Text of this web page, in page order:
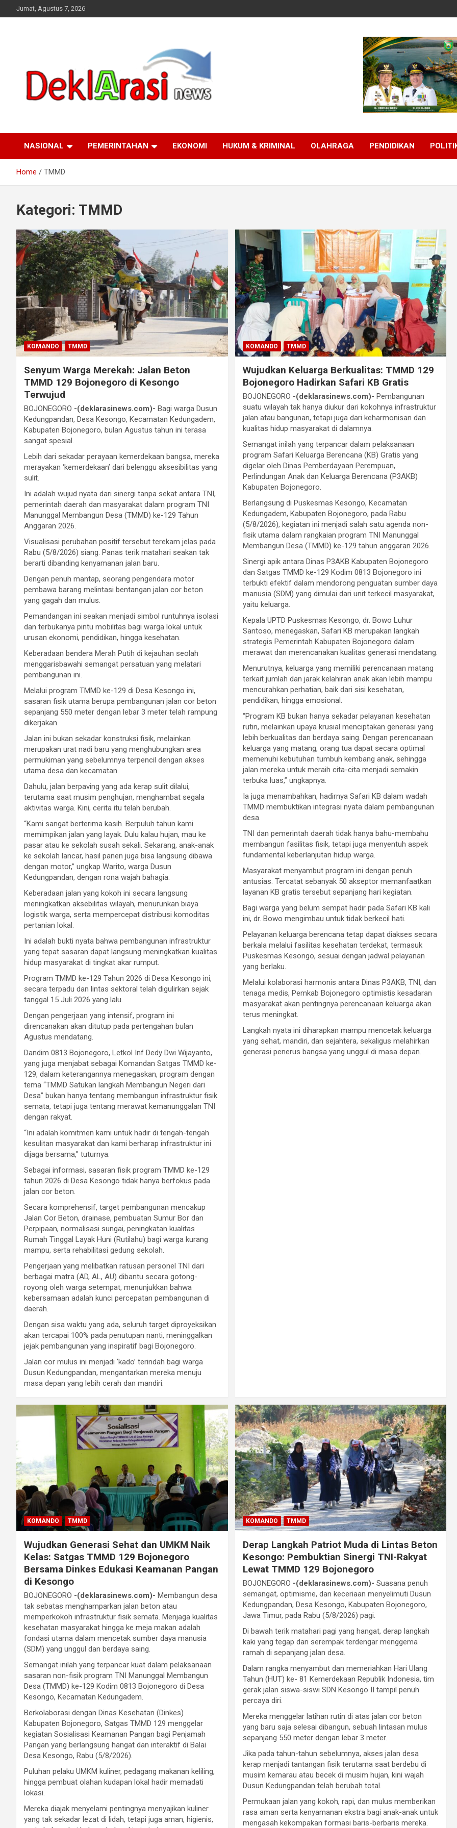
to
Jumat, Agustus 7, 2026
deklarasinews.com
NASIONAL PEMERINTAHAN EKONOMI HUKUM & KRIMINAL OLAHRAGA PENDIDIKAN
Home TMMD
Kategori: TMMD
KOMANDO TMMD
Senyum Warga Merekah: Jalan Beton
TMMD 129 Bojonegoro di Kesongo
Terwujud
BOJONEGORO -(deklarasinews.com)- Bagi warga Dusun
Kedungpandan, Desa Kesongo, Kecamatan Kedungadem,
Kabupaten Bojonegoro, bulan Agustus tahun ini terasa
sangat spesial.
Lebih dari sekadar perayaan kemerdekaan bangsa, mereka
merayakan ‘kemerdekaan’ dari belenggu aksesibilitas yang
sulit.
Ini adalah wujud nyata dari sinergi tanpa sekat antara TNI,
pemerintah daerah dan masyarakat dalam program TNI
Manunggal Membangun Desa (TMMD) ke-129 Tahun
Anggaran 2026.
Visualisasi perubahan positif tersebut terekam jelas pada
Rabu (5/8/2026) siang. Panas terik matahari seakan tak
berarti dibanding kenyamanan jalan baru.
Dengan penuh mantap, seorang pengendara motor
pembawa barang melintasi bentangan jalan cor beton
yang gagah dan mulus.
Pemandangan ini seakan menjadi simbol runtuhnya isolasi
dan terbukanya pintu mobilitas bagi warga lokal untuk
urusan ekonomi, pendidikan, hingga kesehatan.
Keberadaan bendera Merah Putih di kejauhan seolah
menggarisbawahi semangat persatuan yang melatari
pembangunan ini.
Melalui program TMMD ke-129 di Desa Kesongo ini,
sasaran fisik utama berupa pembangunan jalan cor beton
sepanjang 550 meter dengan lebar 3 meter telah rampung
dikerjakan.
Jalan ini bukan sekadar konstruksi fisik, melainkan
merupakan urat nadi baru yang menghubungkan area
permukiman yang sebelumnya terpencil dengan akses
utama desa dan kecamatan.
Dahulu, jalan berpaving yang ada kerap sulit dilalui,
terutama saat musim penghujan, menghambat segala
aktivitas warga. Kini, cerita itu telah berubah.
“Kami sangat berterima kasih. Berpuluh tahun kami
memimpikan jalan yang layak. Dulu kalau hujan, mau ke
pasar atau ke sekolah susah sekali. Sekarang, anak-anak
ke sekolah lancar, hasil panen juga bisa langsung dibawa
dengan motor,” ungkap Warito, warga Dusun
Kedungpandan, dengan rona wajah bahagia.
Keberadaan jalan yang kokoh ini secara langsung
meningkatkan aksebilitas wilayah, menurunkan biaya
logistik warga, serta mempercepat distribusi komoditas
pertanian lokal.
Ini adalah bukti nyata bahwa pembangunan infrastruktur
yang tepat sasaran dapat langsung meningkatkan kualitas
hidup masyarakat di tingkat akar rumput.
Program TMMD ke-129 Tahun 2026 di Desa Kesongo ini,
secara terpadu dan lintas sektoral telah digulirkan sejak
tanggal 15 Juli 2026 yang lalu.
Dengan pengerjaan yang intensif, program ini
direncanakan akan ditutup pada pertengahan bulan
Agustus mendatang.
Dandim 0813 Bojonegoro, Letkol Inf Dedy Dwi Wijayanto,
yang juga menjabat sebagai Komandan Satgas TMMD ke-
129, dalam keterangannya menegaskan, program dengan
tema “TMMD Satukan langkah Membangun Negeri dari
Desa” bukan hanya tentang membangun infrastruktur fisik
semata, tetapi juga tentang merawat kemanunggalan TNI
dengan rakyat.
“Ini adalah komitmen kami untuk hadir di tengah-tengah
kesulitan masyarakat dan kami berharap infrastruktur ini
dijaga bersama,” tuturnya.
Sebagai informasi, sasaran fisik program TMMD ke-129
tahun 2026 di Desa Kesongo tidak hanya berfokus pada
jalan cor beton.
Secara komprehensif, target pembangunan mencakup
Jalan Cor Beton, drainase, pembuatan Sumur Bor dan
Perpipaan, normalisasi sungai, peningkatan kualitas
Rumah Tinggal Layak Huni (Rutilahu) bagi warga kurang
mampu, serta rehabilitasi gedung sekolah.
Pengerjaan yang melibatkan ratusan personel TNI dari
berbagai matra (AD, AL, AU) dibantu secara gotong-
royong oleh warga setempat, menunjukkan bahwa
kebersamaan adalah kunci percepatan pembangunan di
daerah.
Dengan sisa waktu yang ada, seluruh target diproyeksikan
akan tercapai 100% pada penutupan nanti, meninggalkan
jejak pembangunan yang inspiratif bagi Bojonegoro.
Jalan cor mulus ini menjadi ‘kado’ terindah bagi warga
Dusun Kedungpandan, mengantarkan mereka menuju
masa depan yang lebih cerah dan mandiri.
KOMANDO TMMD
Wujudkan Keluarga Berkualitas: TMMD 129
Bojonegoro Hadirkan Safari KB Gratis
BOJONEGORO -(deklarasinews.com)- Pembangunan
suatu wilayah tak hanya diukur dari kokohnya infrastruktur
jalan atau bangunan, tetapi juga dari keharmonisan dan
kualitas hidup masyarakat di dalamnya.
Semangat inilah yang terpancar dalam pelaksanaan
program Safari Keluarga Berencana (KB) Gratis yang
digelar oleh Dinas Pemberdayaan Perempuan,
Perlindungan Anak dan Keluarga Berencana (P3AKB)
Kabupaten Bojonegoro.
Berlangsung di Puskesmas Kesongo, Kecamatan
Kedungadem, Kabupaten Bojonegoro, pada Rabu
(5/8/2026), kegiatan ini menjadi salah satu agenda non-
fisik utama dalam rangkaian program TNI Manunggal
Membangun Desa (TMMD) ke-129 tahun anggaran 2026.
Sinergi apik antara Dinas P3AKB Kabupaten Bojonegoro
dan Satgas TMMD ke-129 Kodim 0813 Bojonegoro ini
terbukti efektif dalam mendorong penguatan sumber daya
manusia (SDM) yang dimulai dari unit terkecil masyarakat,
yaitu keluarga.
Kepala UPTD Puskesmas Kesongo, dr. Bowo Luhur
Santoso, menegaskan, Safari KB merupakan langkah
strategis Pemerintah Kabupaten Bojonegoro dalam
merawat dan merencanakan kualitas generasi mendatang.
Menurutnya, keluarga yang memiliki perencanaan matang
terkait jumlah dan jarak kelahiran anak akan lebih mampu
mencurahkan perhatian, baik dari sisi kesehatan,
pendidikan, hingga emosional.
“Program KB bukan hanya sekadar pelayanan kesehatan
rutin, melainkan upaya krusial menciptakan generasi yang
lebih berkualitas dan berdaya saing. Dengan perencanaan
keluarga yang matang, orang tua dapat secara optimal
memenuhi kebutuhan tumbuh kembang anak, sehingga
jalan mereka untuk meraih cita-cita menjadi semakin
terbuka luas,” ungkapnya.
Ia juga menambahkan, hadirnya Safari KB dalam wadah
TMMD membuktikan integrasi nyata dalam pembangunan
desa.
TNI dan pemerintah daerah tidak hanya bahu-membahu
membangun fasilitas fisik, tetapi juga menyentuh aspek
fundamental keberlanjutan hidup warga.
Masyarakat menyambut program ini dengan penuh
antusias. Tercatat sebanyak 50 akseptor memanfaatkan
layanan KB gratis tersebut sepanjang hari kegiatan.
Bagi warga yang belum sempat hadir pada Safari KB kali
ini, dr. Bowo mengimbau untuk tidak berkecil hati.
Pelayanan keluarga berencana tetap dapat diakses secara
berkala melalui fasilitas kesehatan terdekat, termasuk
Puskesmas Kesongo, sesuai dengan jadwal pelayanan
yang berlaku.
Melalui kolaborasi harmonis antara Dinas P3AKB, TNI, dan
tenaga medis, Pemkab Bojonegoro optimistis kesadaran
masyarakat akan pentingnya perencanaan keluarga akan
terus meningkat.
Langkah nyata ini diharapkan mampu mencetak keluarga
yang sehat, mandiri, dan sejahtera, sekaligus melahirkan
generasi penerus bangsa yang unggul di masa depan.
KOMANDO TMMD
Wujudkan Generasi Sehat dan UMKM Naik
Kelas: Satgas TMMD 129 Bojonegoro
Bersama Dinkes Edukasi Keamanan Pangan
di Kesongo
BOJONEGORO -(deklarasinews.com)- Membangun desa
tak sebatas menghamparkan jalan beton atau
memperkokoh infrastruktur fisik semata. Menjaga kualitas
kesehatan masyarakat hingga ke meja makan adalah
fondasi utama dalam mencetak sumber daya manusia
(SDM) yang unggul dan berdaya saing.
Semangat inilah yang terpancar kuat dalam pelaksanaan
sasaran non-fisik program TNI Manunggal Membangun
Desa (TMMD) ke-129 Kodim 0813 Bojonegoro di Desa
Kesongo, Kecamatan Kedungadem.
Berkolaborasi dengan Dinas Kesehatan (Dinkes)
Kabupaten Bojonegoro, Satgas TMMD 129 menggelar
kegiatan Sosialisasi Keamanan Pangan bagi Penjamah
Pangan yang berlangsung hangat dan interaktif di Balai
Desa Kesongo, Rabu (5/8/2026).
Puluhan pelaku UMKM kuliner, pedagang makanan keliling,
hingga pembuat olahan kudapan lokal hadir memadati
lokasi.
Mereka diajak menyelami pentingnya menyajikan kuliner
yang tak sekadar lezat di lidah, tetapi juga aman, higienis,
KOMANDO TMMD
Derap Langkah Patriot Muda di Lintas Beton
Kesongo: Pembuktian Sinergi TNI-Rakyat
Lewat TMMD 129 Bojonegoro
BOJONEGORO -(deklarasinews.com)- Suasana penuh
semangat, optimisme, dan keceriaan menyelimuti Dusun
Kedungpandan, Desa Kesongo, Kabupaten Bojonegoro,
Jawa Timur, pada Rabu (5/8/2026) pagi.
Di bawah terik matahari pagi yang hangat, derap langkah
kaki yang tegap dan serempak terdengar menggema
ramah di sepanjang jalan desa.
Dalam rangka menyambut dan memeriahkan Hari Ulang
Tahun (HUT) ke- 81 Kemerdekaan Republik Indonesia, tim
gerak jalan siswa-siswi SDN Kesongo II tampil penuh
percaya diri.
Mereka menggelar latihan rutin di atas jalan cor beton
yang baru saja selesai dibangun, sebuah lintasan mulus
sepanjang 550 meter dengan lebar 3 meter.
Jika pada tahun-tahun sebelumnya, akses jalan desa
kerap menjadi tantangan fisik terutama saat berdebu di
musim kemarau atau becek di musim hujan, kini wajah
Dusun Kedungpandan telah berubah total.
Permukaan jalan yang kokoh, rapi, dan mulus memberikan
rasa aman serta kenyamanan ekstra bagi anak-anak untuk
mengasah kekompakan formasi baris-berbaris mereka.